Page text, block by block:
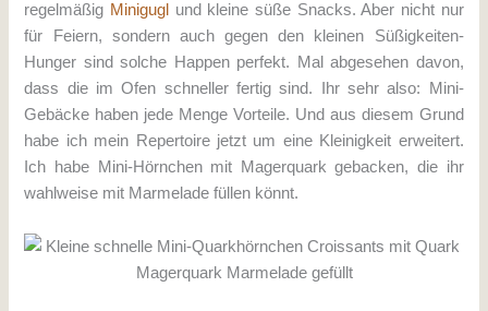
regelmäßig Minigugl
und kleine süße Snacks. Aber nicht nur
für Feiern, sondern auch gegen den kleinen Süßigkeiten-
Hunger sind solche Happen perfekt. Mal abgesehen davon,
dass die im Ofen schneller fertig sind. Ihr sehr also: Mini-
Gebäcke haben jede Menge Vorteile. Und aus diesem Grund
habe ich mein Repertoire jetzt um eine Kleinigkeit erweitert.
Ich habe Mini-Hörnchen mit Magerquark gebacken, die ihr
wahlweise mit Marmelade füllen könnt.